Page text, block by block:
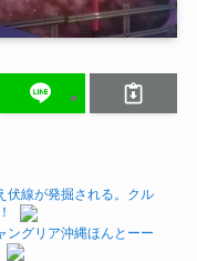
伏線が発掘される。クル
ングリア沖縄ほんとーー